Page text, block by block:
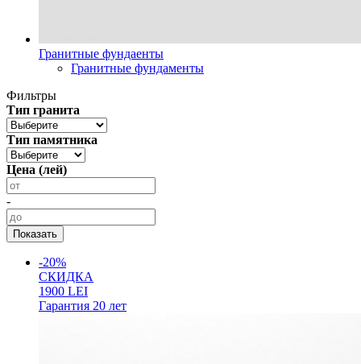
Гранитные фундаенты
Гранитные фундаменты
Фильтры
Тип гранита
Тип памятника
Цена (лей)
-
-20%
СКИДКА
1900 LEI
Гарантия 20 лет